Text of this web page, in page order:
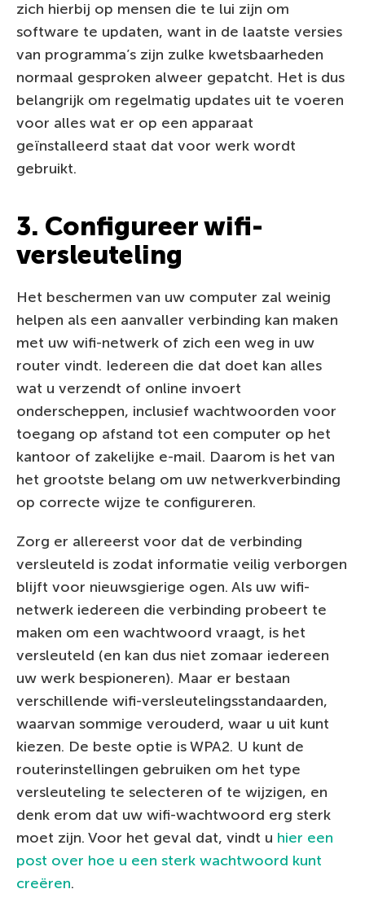
zich hierbij op mensen die te lui zijn om
software te updaten, want in de laatste versies
van programma’s zijn zulke kwetsbaarheden
normaal gesproken alweer gepatcht. Het is dus
belangrijk om regelmatig updates uit te voeren
voor alles wat er op een apparaat
geïnstalleerd staat dat voor werk wordt
gebruikt.
3. Configureer wifi-
versleuteling
Het beschermen van uw computer zal weinig
helpen als een aanvaller verbinding kan maken
met uw wifi-netwerk of zich een weg in uw
router vindt. Iedereen die dat doet kan alles
wat u verzendt of online invoert
onderscheppen, inclusief wachtwoorden voor
toegang op afstand tot een computer op het
kantoor of zakelijke e-mail. Daarom is het van
het grootste belang om uw netwerkverbinding
op correcte wijze te configureren.
Zorg er allereerst voor dat de verbinding
versleuteld is zodat informatie veilig verborgen
blijft voor nieuwsgierige ogen. Als uw wifi-
netwerk iedereen die verbinding probeert te
maken om een wachtwoord vraagt, is het
versleuteld (en kan dus niet zomaar iedereen
uw werk bespioneren). Maar er bestaan
verschillende wifi-versleutelingsstandaarden,
waarvan sommige verouderd, waar u uit kunt
kiezen. De beste optie is WPA2. U kunt de
routerinstellingen gebruiken om het type
versleuteling te selecteren of te wijzigen, en
denk erom dat uw wifi-wachtwoord erg sterk
moet zijn. Voor het geval dat, vindt u hier een
post over hoe u een sterk wachtwoord kunt
creëren.